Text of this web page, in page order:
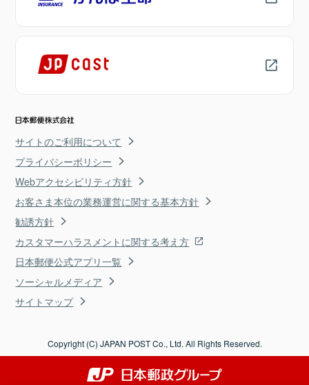
サイトのご利用について
プライバシーポリシー
Webアクセシビリティ方針
お客さま本位の業務運営に関する基本方針
勧誘方針
カスタマーハラスメントに関する考え方
日本郵便公式アプリ一覧
ソーシャルメディア
サイトマップ
Copyright (C) JAPAN POST Co., Ltd. All Rights Reserved.